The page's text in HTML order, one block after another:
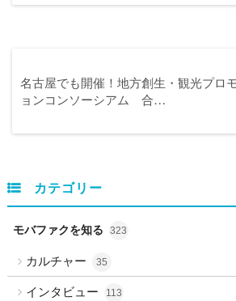
名古屋でも開催！地方創生・観光プロ
ョンコンソーシアム 合…
カテゴリー
モバファクを知る 323
カルチャー 35
インタビュー 113